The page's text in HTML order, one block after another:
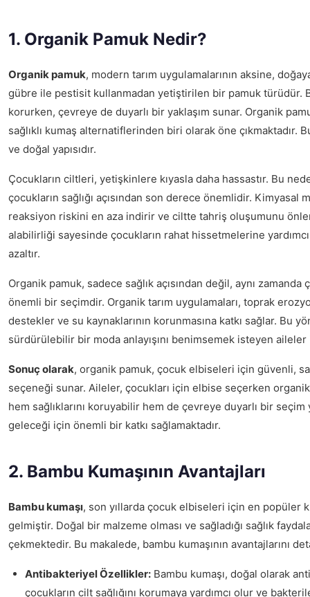
1. Organik Pamuk Nedir?
Organik pamuk, modern tarım uygulamalarının aksine,
gübre ile pestisit kullanmadan yetiştirilen bir pamuk türüdür.
korurken, çevreye de duyarlı bir yaklaşım sunar. Organik
sağlıklı kumaş alternatiflerinden biri olarak öne
ve doğal yapısıdır.
Çocukların ciltleri, yetişkinlere kıyasla daha hassastır. Bu
çocukların sağlığı açısından son derece önemlidir.
reaksiyon riskini en aza indirir ve ciltte tahriş oluşumunu
alabilirliği sayesinde çocukların rahat hissetmelerine
azaltır.
Organik pamuk, sadece sağlık açısından değil, aynı
önemli bir seçimdir. Organik tarım uygulamaları, toprak
destekler ve su kaynaklarının korunmasına katkı sağlar. Bu
sürdürülebilir bir moda anlayışını benimsemek isteyen
Sonuç olarak, organik pamuk, çocuk elbiseleri için güvenli,
seçeneği sunar. Aileler, çocukları için elbise seçerken
hem sağlıklarını koruyabilir hem de çevreye duyarlı bir seçim
geleceği için önemli bir katkı sağlamaktadır.
2. Bambu Kumaşının Avantajları
Bambu kumaşı, son yıllarda çocuk elbiseleri için en popüler
gelmiştir. Doğal bir malzeme olması ve sağladığı sağlık
çekmektedir. Bu makalede, bambu kumaşının avantajlarını
Antibakteriyel Özellikler: Bambu kumaşı, doğal olarak
çocukların cilt sağlığını korumaya yardımcı olur ve